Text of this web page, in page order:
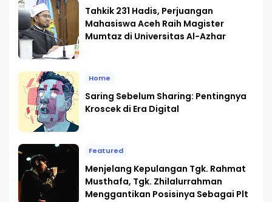
Tahkik 231 Hadis, Perjuangan
Mahasiswa Aceh Raih Magister
Mumtaz di Universitas Al-Azhar
Home
Saring Sebelum Sharing: Pentingnya
Kroscek di Era Digital
Featured
Menjelang Kepulangan Tgk. Rahmat
Musthafa, Tgk. Zhilalurrahman
Menggantikan Posisinya Sebagai Plt